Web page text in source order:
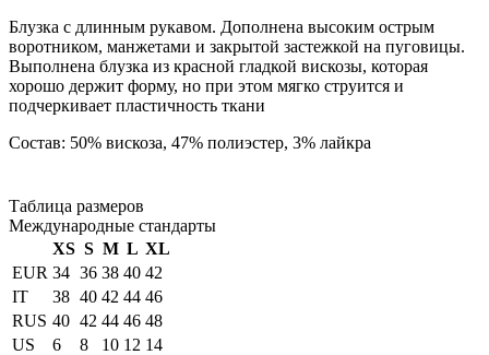
Блузка с длинным рукавом. Дополнена высоким острым
воротником, манжетами и закрытой застежкой на пуговицы.
Выполнена блузка из красной гладкой вискозы, которая
хорошо держит форму, но при этом мягко струится и
подчеркивает пластичность ткани
Состав: 50% вискоза, 47% полиэстер, 3% лайкра
Таблица размеров
Международные стандарты
XS S M L XL
EUR 34 36 38 40 42
IT
38 40 42 44 46
RUS 40 42 44 46 48
US
6 8 10 12 14